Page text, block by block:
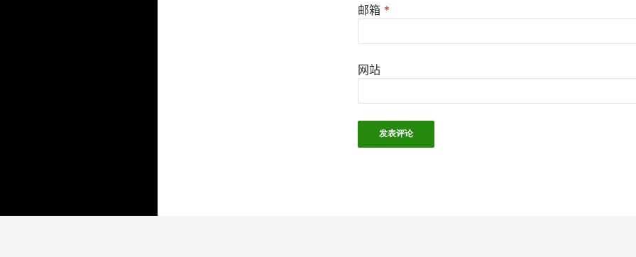
邮箱 *
网站